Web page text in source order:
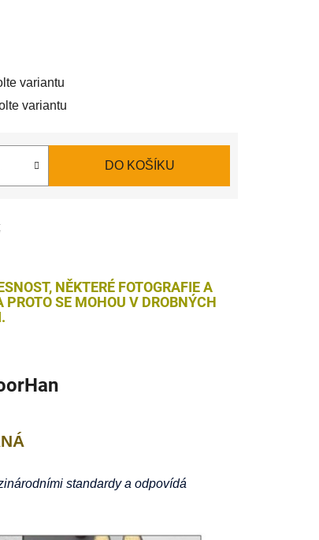
variantu
variantu
DO KOŠÍKU
NĚKTERÉ FOTOGRAFIE A
SE MOHOU V DROBNÝCH
standardy a odpovídá